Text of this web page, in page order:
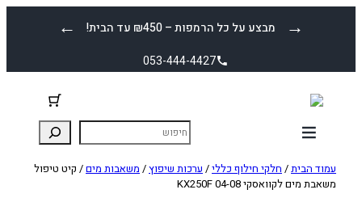
← מבצע על כל הרמפות – ₪450 עד הבית! →
053-444-4427
עמוד הבית/ חלקי חילוף כללי/ ערכות שיפוץ/ משאבות מים/ קיט טיפול
משאבת מים לקוואסקי KX250F 04-08